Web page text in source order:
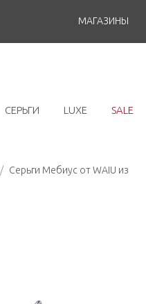
МАГАЗИНЫ
СЕРЬГИ LUXE SALE
/ Серьги Мебиус от WAIU из